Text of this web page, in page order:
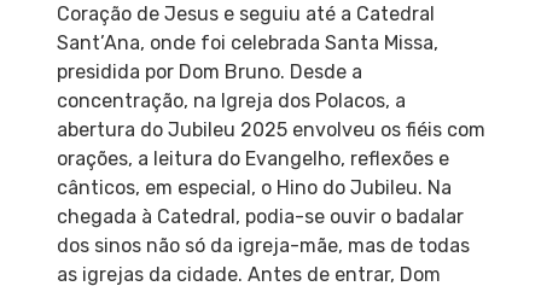
Coração de Jesus e seguiu até a Catedral
Sant’Ana, onde foi celebrada Santa Missa,
presidida por Dom Bruno. Desde a
concentração, na Igreja dos Polacos, a
abertura do Jubileu 2025 envolveu os fiéis com
orações, a leitura do Evangelho, reflexões e
cânticos, em especial, o Hino do Jubileu. Na
chegada à Catedral, podia-se ouvir o badalar
dos sinos não só da igreja-mãe, mas de todas
as igrejas da cidade. Antes de entrar, Dom